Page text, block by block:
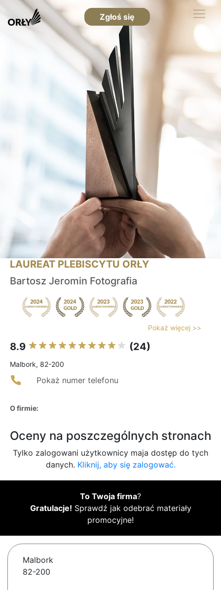
Zgłoś się
LAUREAT PLEBISCYTU ORŁY
Bartosz Jeromin Fotografia
Pokaż więcej >>
8.9 (24)
Malbork, 82-200
Pokaż numer telefonu
O firmie:
Oceny na poszczególnych stronach
Tylko zalogowani użytkownicy maja dostęp do tych
danych. Kliknij, aby się zalogować.
To Twoja firma?
Gratulacje! Sprawdź jak odebrać materiały
promocyjne!
Malbork
82-200